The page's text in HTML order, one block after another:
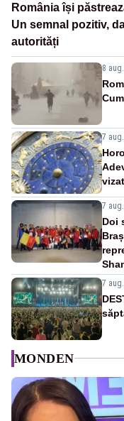
România își
Un semnal pozitiv,
autorități
8
7
7
Doi
7
MONDEN